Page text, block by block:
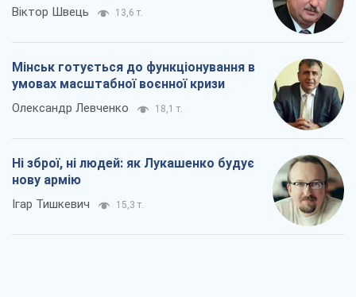
Віктор Швець 13,6 т.
Мінськ готується до функціонування в
умовах масштабної воєнної кризи
Олександр Левченко 18,1 т.
Ні зброї, ні людей: як Лукашенко будує
нову армію
Ігар Тишкевич 15,3 т.